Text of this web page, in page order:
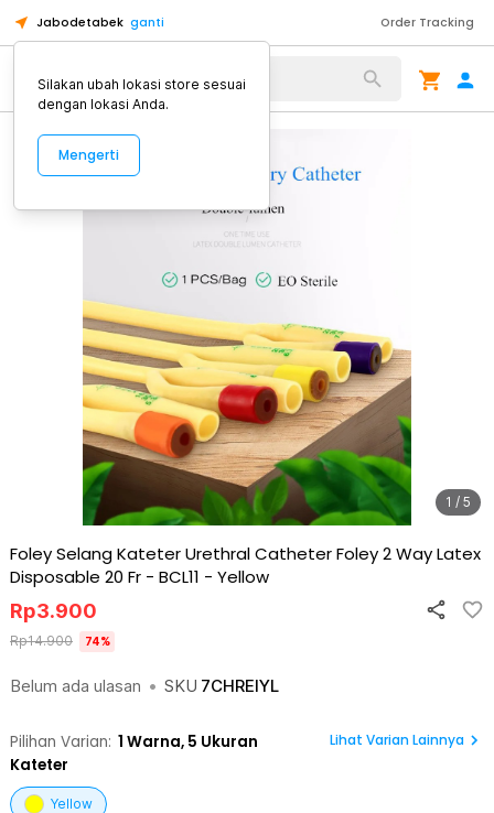
Jabodetabek ganti Order Tracking
Alat Kopi
1 / 5
Foley Selang Kateter Urethral Catheter Foley 2 Way Latex
Disposable 20 Fr - BCL11 - Yellow
Belum ada ulasan • SKU 7CHREIYL
Rp3.900
Rp14.900 74%
Pilihan Varian: 1 Warna, 5 Ukuran
Kateter
Lihat Varian Lainnya
Yellow
Silakan ubah lokasi store sesuai
dengan lokasi Anda.
Mengerti